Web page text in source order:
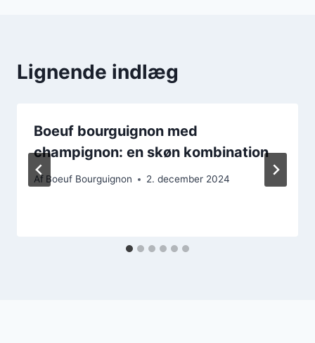
Lignende indlæg
Boeuf bourguignon med
champignon: en skøn kombination
Af Boeuf Bourguignon 2. december 2024